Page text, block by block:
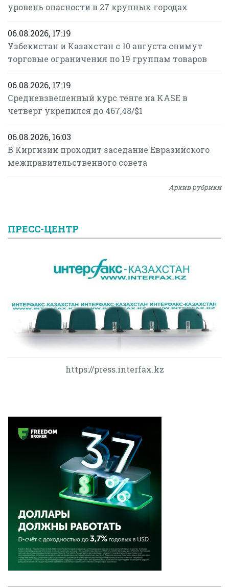
уровень опасности в 27 крупных городах
06.08.2026, 17:19
Узбекистан и Казахстан с 10 августа снимут
торговые ограничения по 19 группам товаров
06.08.2026, 17:19
Средневзвешенный курс тенге на KASE в
четверг укрепился до 467,48/$1
06.08.2026, 16:03
В Киргизии проходит заседание Евразийского
межправительственного совета
Архив рубрики
ПРЕСС-ЦЕНТР
https://press.interfax.kz